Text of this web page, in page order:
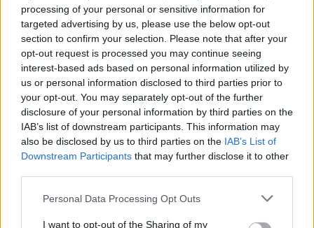
processing of your personal or sensitive information for
targeted advertising by us, please use the below opt-out
section to confirm your selection. Please note that after your
opt-out request is processed you may continue seeing
interest-based ads based on personal information utilized by
us or personal information disclosed to third parties prior to
your opt-out. You may separately opt-out of the further
disclosure of your personal information by third parties on the
IAB’s list of downstream participants. This information may
also be disclosed by us to third parties on the IAB’s List of
Downstream Participants that may further disclose it to other
Personal Data Processing Opt Outs
I want to opt-out of the Sharing of my
POPULARNE PORADY
Czosnek - bezcenne dobrodziejstwo natury
‹ ›